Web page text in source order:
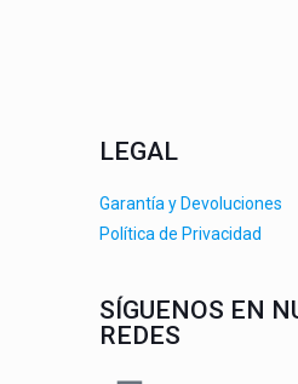
LEGAL
Garantía y Devoluciones
Política de Privacidad
SÍGUENOS EN
REDES